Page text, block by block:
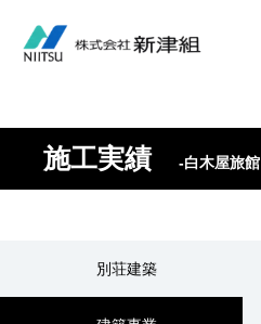
施工実績 -白木屋旅館
別荘建築